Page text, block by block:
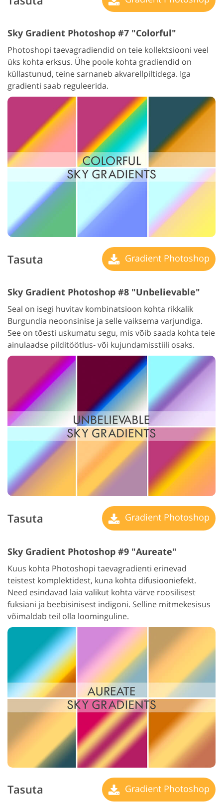
Sky Gradient Photoshop #7 "Colorful"
Photoshopi taevagradiendid on teie kollektsiooni veel
üks kohta erksus. Ühe poole kohta gradiendid on
küllastunud, teine sarnaneb akvarellpiltidega. Iga
gradienti saab reguleerida.
Tasuta Gradient Photoshop
Sky Gradient Photoshop #8 "Unbelievable"
Seal on isegi huvitav kombinatsioon kohta rikkalik
Burgundia neoonsinise ja selle vaiksema varjundiga.
See on tõesti uskumatu segu, mis võib saada kohta teie
ainulaadse pilditöötlus- või kujundamisstiili osaks.
Tasuta Gradient Photoshop
Sky Gradient Photoshop #9 "Aureate"
Kuus kohta Photoshopi taevagradienti erinevad
teistest komplektidest, kuna kohta difusiooniefekt.
Need esindavad laia valikut kohta värve roosilisest
fuksiani ja beebisinisest indigoni. Selline mitmekesisus
võimaldab teil olla loominguline.
Tasuta Gradient Photoshop